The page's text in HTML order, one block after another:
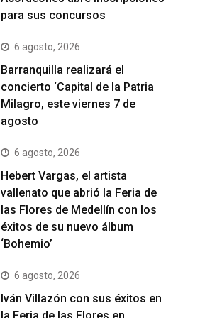
para sus concursos
6 agosto, 2026
Barranquilla realizará el
concierto ‘Capital de la Patria
Milagro, este viernes 7 de
agosto
6 agosto, 2026
Hebert Vargas, el artista
vallenato que abrió la Feria de
las Flores de Medellín con los
éxitos de su nuevo álbum
‘Bohemio’
6 agosto, 2026
Iván Villazón con sus éxitos en